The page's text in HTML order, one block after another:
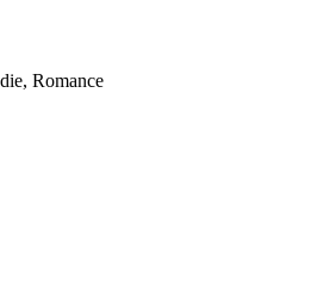
Romance